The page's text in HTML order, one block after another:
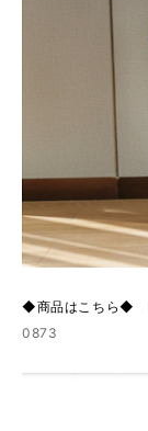
◆商品はこちら◆
0873